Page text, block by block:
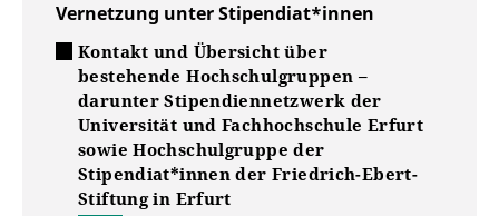
Vernetzung unter Stipendiat*innen
Kontakt und Übersicht über
bestehende Hochschulgruppen –
darunter Stipendiennetzwerk der
Universität und Fachhochschule Erfurt
sowie Hochschulgruppe der
Stipendiat*innen der Friedrich-Ebert-
Stiftung in Erfurt